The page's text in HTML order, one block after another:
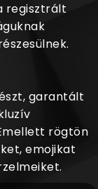
regisztrált
garantált
rögtön
emojikat